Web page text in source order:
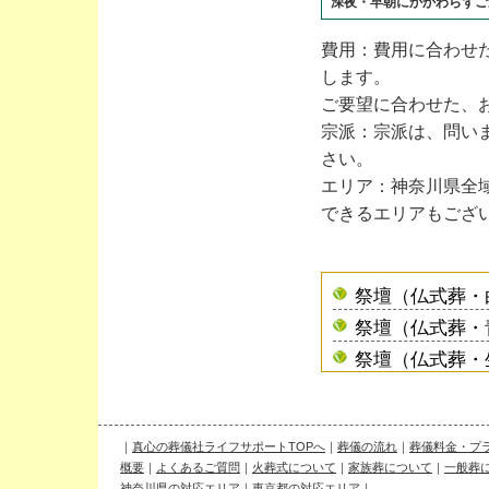
費用：費用に合わせ
します。
ご要望に合わせた、
宗派：宗派は、問い
さい。
エリア：神奈川県全
できるエリアもござ
祭壇（仏式葬
祭壇（仏式葬
祭壇（仏式葬
祭壇（神式葬
祭壇（神式葬
｜ 真心の葬儀社ライフサポートTOPへ ｜ 葬儀の流れ ｜ 葬儀料金・プ
概要 ｜ よくあるご質問 ｜ 火葬式について ｜ 家族葬について ｜ 一般葬